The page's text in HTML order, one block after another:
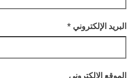
البريد الإلكتروني *
الموقع الإلكتروني